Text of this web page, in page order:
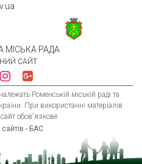
МІСЬКА РАДА
САЙТ
Роменській міській раді та
При використанні матеріалів
обов'язкове.
- БАС